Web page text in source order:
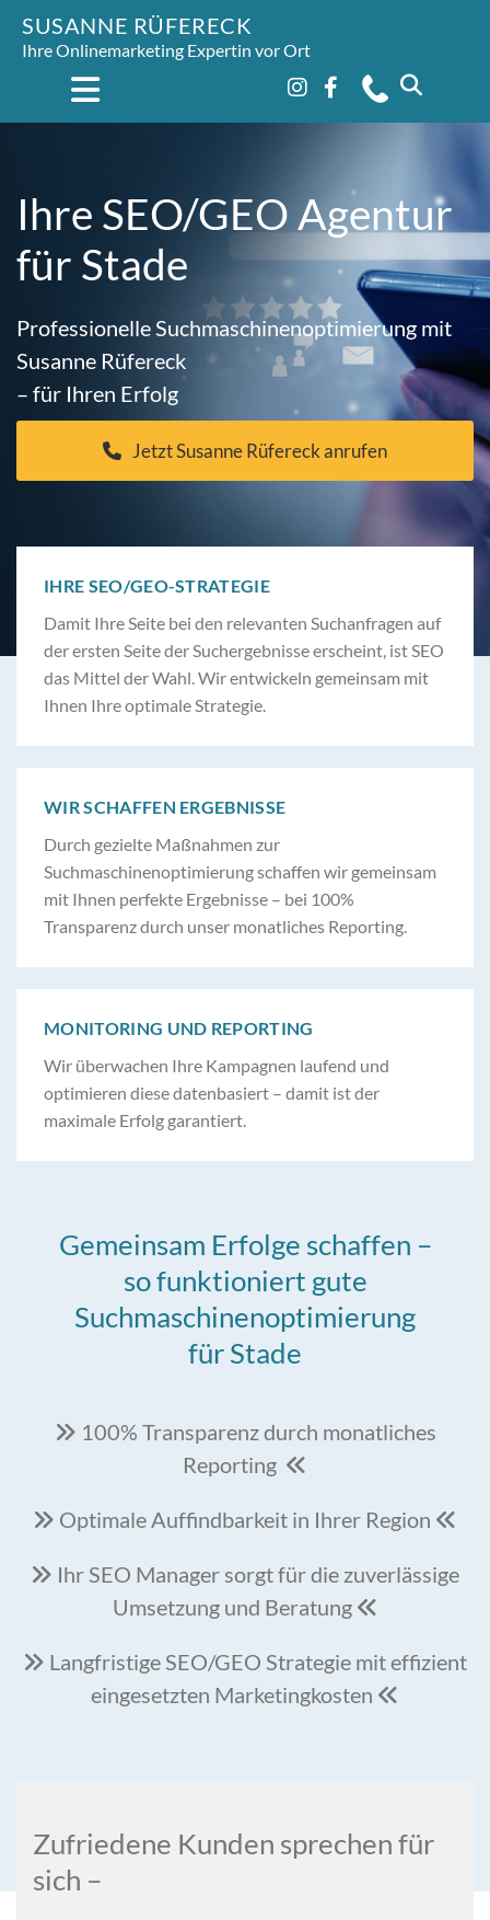
SUSANNE RÜFERECK
Ihre Onlinemarketing Expertin vor Ort
Ihre SEO/GEO Agentur
für Stade
Professionelle Suchmaschinenoptimierung mit
Susanne Rüfereck
– für Ihren Erfolg
Jetzt Susanne Rüfereck anrufen
IHRE SEO/GEO-STRATEGIE
Damit Ihre Seite bei den relevanten Suchanfragen auf
der ersten Seite der Suchergebnisse erscheint, ist SEO
das Mittel der Wahl. Wir entwickeln gemeinsam mit
Ihnen Ihre optimale Strategie.
WIR SCHAFFEN ERGEBNISSE
Durch gezielte Maßnahmen zur
Suchmaschinenoptimierung schaffen wir gemeinsam
mit Ihnen perfekte Ergebnisse – bei 100%
Transparenz durch unser monatliches Reporting.
MONITORING UND REPORTING
Wir überwachen Ihre Kampagnen laufend und
optimieren diese datenbasiert – damit ist der
maximale Erfolg garantiert.
Gemeinsam Erfolge schaffen –
so funktioniert gute
Suchmaschinenoptimierung
für Stade
 100% Transparenz durch monatliches
Reporting 
 Optimale Auffindbarkeit in Ihrer Region 
 Ihr SEO Manager sorgt für die zuverlässige
Umsetzung und Beratung 
 Langfristige SEO/GEO Strategie mit effizient
eingesetzten Marketingkosten 
Zufriedene Kunden sprechen für
sich –